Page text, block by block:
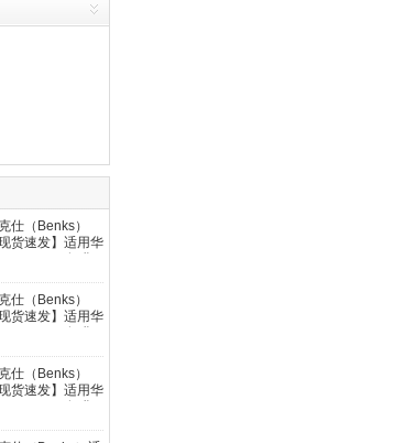
仕（Benks）
现货速发】适用华
X Max钢化
超硬膜高清耐磨
全屏保护膜镜头
晶盾超硬AR增透
Pura X Max】
仕（Benks）
现货速发】适用华
X Max钢化
超硬膜高清耐磨
全屏保护膜镜头
晶盾超硬AR增透
膜【Pura X
】
仕（Benks）
现货速发】适用华
X Max钢化
超硬膜高清耐磨